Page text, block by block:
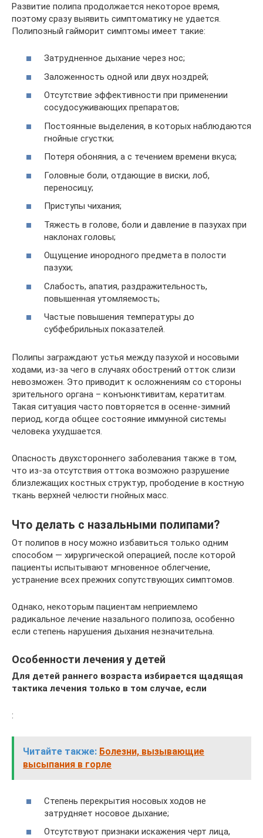
Развитие полипа продолжается некоторое время,
поэтому сразу выявить симптоматику не удается.
Полипозный гайморит симптомы имеет такие:
Затрудненное дыхание через нос;
Заложенность одной или двух ноздрей;
Отсутствие эффективности при применении
сосудосуживающих препаратов;
Постоянные выделения, в которых наблюдаются
гнойные сгустки;
Потеря обоняния, а с течением времени вкуса;
Головные боли, отдающие в виски, лоб,
переносицу;
Приступы чихания;
Тяжесть в голове, боли и давление в пазухах при
наклонах головы;
Ощущение инородного предмета в полости
пазухи;
Слабость, апатия, раздражительность,
повышенная утомляемость;
Частые повышения температуры до
субфебрильных показателей.
Полипы заграждают устья между пазухой и носовыми
ходами, из-за чего в случаях обострений отток слизи
невозможен. Это приводит к осложнениям со стороны
зрительного органа – конъюнктивитам, кератитам.
Такая ситуация часто повторяется в осенне-зимний
период, когда общее состояние иммунной системы
человека ухудшается.
Опасность двухстороннего заболевания также в том,
что из-за отсутствия оттока возможно разрушение
близлежащих костных структур, прободение в костную
ткань верхней челюсти гнойных масс.
Что делать с назальными полипами?
От полипов в носу можно избавиться только одним
способом — хирургической операцией, после которой
пациенты испытывают мгновенное облегчение,
устранение всех прежних сопутствующих симптомов.
Однако, некоторым пациентам неприемлемо
радикальное лечение назального полипоза, особенно
если степень нарушения дыхания незначительна.
Особенности лечения у детей
Для детей раннего возраста избирается щадящая
тактика лечения только в том случае, если
:
Читайте также: Болезни, вызывающие
высыпания в горле
Степень перекрытия носовых ходов не
затрудняет носовое дыхание;
Отсутствуют признаки искажения черт лица,